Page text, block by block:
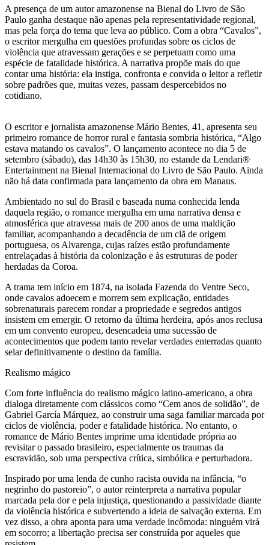
A presença de um autor amazonense na Bienal do Livro de São
Paulo ganha destaque não apenas pela representatividade regional,
mas pela força do tema que leva ao público. Com a obra “Cavalos”,
o escritor mergulha em questões profundas sobre os ciclos de
violência que atravessam gerações e se perpetuam como uma
espécie de fatalidade histórica. A narrativa propõe mais do que
contar uma história: ela instiga, confronta e convida o leitor a refletir
sobre padrões que, muitas vezes, passam despercebidos no
cotidiano.
O escritor e jornalista amazonense Mário Bentes, 41, apresenta seu
primeiro romance de horror rural e fantasia sombria histórica, “Algo
estava matando os cavalos”. O lançamento acontece no dia 5 de
setembro (sábado), das 14h30 às 15h30, no estande da Lendari®
Entertainment na Bienal Internacional do Livro de São Paulo. Ainda
não há data confirmada para lançamento da obra em Manaus.
Ambientado no sul do Brasil e baseada numa conhecida lenda
daquela região, o romance mergulha em uma narrativa densa e
atmosférica que atravessa mais de 200 anos de uma maldição
familiar, acompanhando a decadência de um clã de origem
portuguesa, os Alvarenga, cujas raízes estão profundamente
entrelaçadas à história da colonização e às estruturas de poder
herdadas da Coroa.
A trama tem início em 1874, na isolada Fazenda do Ventre Seco,
onde cavalos adoecem e morrem sem explicação, entidades
sobrenaturais parecem rondar a propriedade e segredos antigos
insistem em emergir. O retorno da última herdeira, após anos reclusa
em um convento europeu, desencadeia uma sucessão de
acontecimentos que podem tanto revelar verdades enterradas quanto
selar definitivamente o destino da família.
Realismo mágico
Com forte influência do realismo mágico latino-americano, a obra
dialoga diretamente com clássicos como “Cem anos de solidão”, de
Gabriel García Márquez, ao construir uma saga familiar marcada por
ciclos de violência, poder e fatalidade histórica. No entanto, o
romance de Mário Bentes imprime uma identidade própria ao
revisitar o passado brasileiro, especialmente os traumas da
escravidão, sob uma perspectiva crítica, simbólica e perturbadora.
Inspirado por uma lenda de cunho racista ouvida na infância, “o
negrinho do pastoreio”, o autor reinterpreta a narrativa popular
marcada pela dor e pela injustiça, questionando a passividade diante
da violência histórica e subvertendo a ideia de salvação externa. Em
vez disso, a obra aponta para uma verdade incômoda: ninguém virá
em socorro; a libertação precisa ser construída por aqueles que